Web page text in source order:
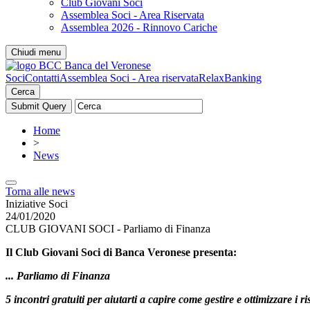
Club Giovani Soci
Assemblea Soci - Area Riservata
Assemblea 2026 - Rinnovo Cariche
Chiudi menu
SociContattiAssemblea Soci - Area riservataRelaxBanking
Cerca
Home
>
News
Torna alle news
Iniziative Soci
24/01/2020
CLUB GIOVANI SOCI - Parliamo di Finanza
Il Club Giovani Soci di Banca Veronese presenta:
... Parliamo di Finanza
5 incontri gratuiti per aiutarti a capire come gestire e ottimizzare i